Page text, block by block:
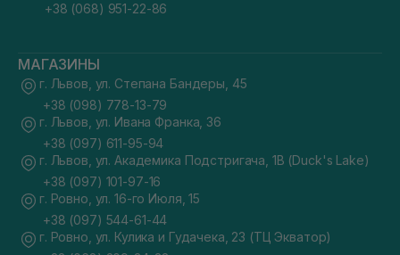
+38 (068) 951-22-86
МАГАЗИНЫ
г. Львов, ул. Степана Бандеры, 45
+38 (098) 778-13-79
г. Львов, ул. Ивана Франка, 36
+38 (097) 611-95-94
г. Львов, ул. Академика Подстригача, 1В (Duck's Lake)
+38 (097) 101-97-16
г. Ровно, ул. 16-го Июля, 15
+38 (097) 544-61-44
г. Ровно, ул. Кулика и Гудачека, 23 (ТЦ Экватор)